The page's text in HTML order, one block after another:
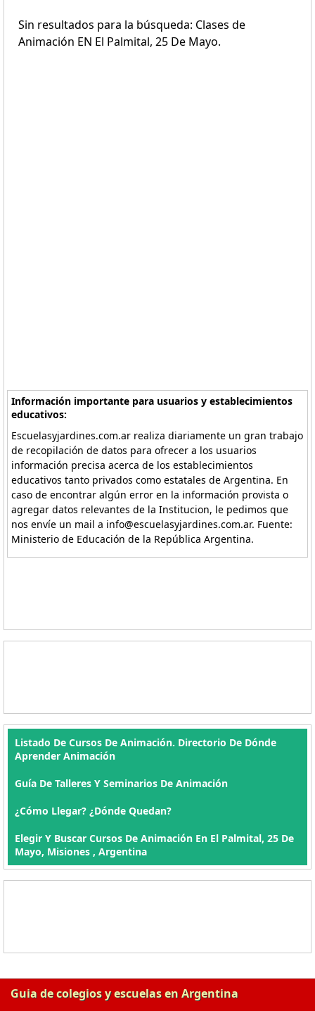
Sin resultados para la búsqueda: Clases de
Animación EN El Palmital, 25 De Mayo.
Información importante para usuarios y establecimientos
educativos:
Escuelasyjardines.com.ar realiza diariamente un gran trabajo
de recopilación de datos para ofrecer a los usuarios
información precisa acerca de los establecimientos
educativos tanto privados como estatales de Argentina. En
caso de encontrar algún error en la información provista o
agregar datos relevantes de la Institucion, le pedimos que
nos envíe un mail a info@escuelasyjardines.com.ar. Fuente:
Ministerio de Educación de la República Argentina.
Listado De Cursos De Animación. Directorio De Dónde
Aprender Animación
Guía De Talleres Y Seminarios De Animación
¿Cómo Llegar? ¿Dónde Quedan?
Elegir Y Buscar Cursos De Animación En El Palmital, 25 De
Mayo, Misiones , Argentina
Guia de colegios y escuelas en Argentina